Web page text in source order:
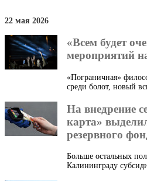
22 мая 2026
«Всем будет
мероприятий
«Пограничная»
среди болот, новый
На внедрение
карта»
резервного
Больше остальных
Калининграду